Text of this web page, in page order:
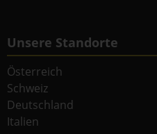
Unsere Standorte
Österreich
Schweiz
Deutschland
Italien